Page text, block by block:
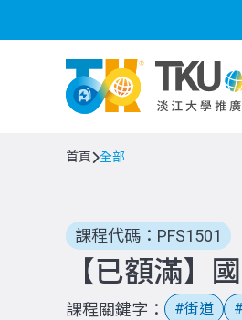
首頁 全部
課程代碼：PFS1501
【已額滿】
課程關鍵字 街道